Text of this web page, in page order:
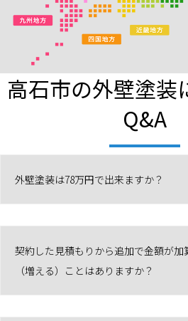
高石市の外壁塗装
Q&A
外壁塗装は78万円で出来ますか？
契約した見積もりから追加で金額が加
（増える）ことはありますか？